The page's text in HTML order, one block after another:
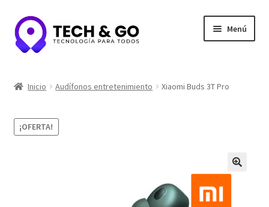
Ir
a
la
Ir
al
contenido
Menú
Portafolio y Confianza
Inicio Audífonos entretenimiento Xiaomi Buds 3T Pro
¡OFERTA!